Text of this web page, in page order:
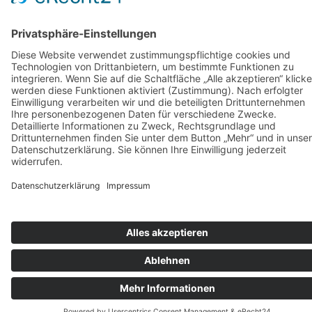
gewählt
können
Produktseite
gewählt
werden